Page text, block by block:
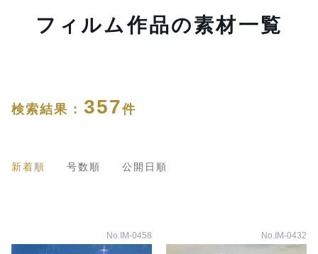
フィルム作品の素材一覧
検索結果 : 357件
新着順 号数順 公開日順
No.IM-0458 No.IM-0432